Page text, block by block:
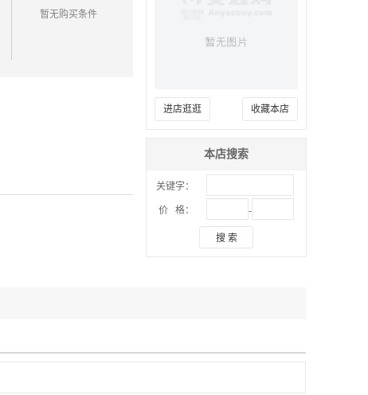
暂无购买条件
进店逛逛 收藏本店
本店搜索
关键字：
价 格： -
搜 索